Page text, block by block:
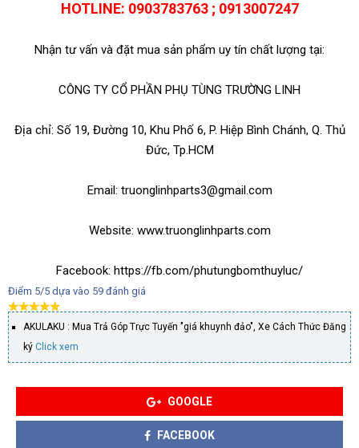
HOTLINE: 0903783763 ; 0913007247
Nhận tư vấn và đặt mua sản phẩm uy tín chất lượng tại:
CÔNG TY CỔ PHẦN PHỤ TÙNG TRƯỜNG LINH
Địa chỉ: Số 19, Đường 10, Khu Phố 6, P. Hiệp Bình Chánh, Q. Thủ
Đức, Tp.HCM
Email: truonglinhparts3@gmail.com
Website: www.truonglinhparts.com
Facebook: https://fb.com/phutungbomthuyluc/
Điểm 5/5 dựa vào 59 đánh giá
AKULAKU : Mua Trả Góp Trực Tuyến "giá khuynh đảo", Xe Cách Thức Đăng
ký Click xem
GOOGLE
FACEBOOK